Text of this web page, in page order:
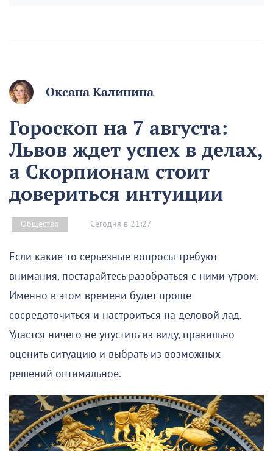
Оксана Калинина
Гороскоп на 7 августа:
Львов ждет успех в делах,
а Скорпионам стоит
довериться интуиции
Общество Сегодня в 21:27
Если какие-то серьезные вопросы требуют
внимания, постарайтесь разобраться с ними утром.
Именно в этом времени будет проще
сосредоточиться и настроиться на деловой лад.
Удастся ничего не упустить из виду, правильно
оценить ситуацию и выбрать из возможных
решений оптимальное.